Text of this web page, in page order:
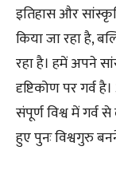
इतिहास और
किया जा रहा है,
रहा है। हमें अपने
दृष्टिकोण पर गर्व
संपूर्ण विश्व में गर्व
हुए पुनः विश्वगुरु